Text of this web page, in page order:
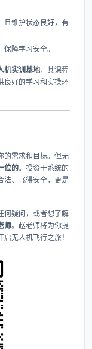
且维护状态良好，有
保障学习安全。
机实训基地，其课程
良好的学习和实操环
的需求和目标。但无
位的。投资于系统的
法、飞得安全，更是
何疑问，或者想了解
师。赵老师将为你提
无人机飞行之旅！